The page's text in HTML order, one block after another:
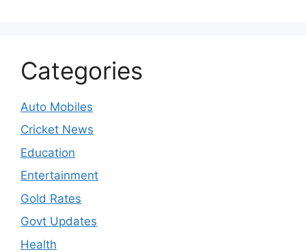
Categories
Auto Mobiles
Cricket News
Education
Entertainment
Gold Rates
Govt Updates
Health